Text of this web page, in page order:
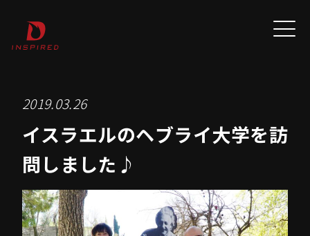
2019.03.26
イスラエルのヘブライ大学を訪
問しました♪